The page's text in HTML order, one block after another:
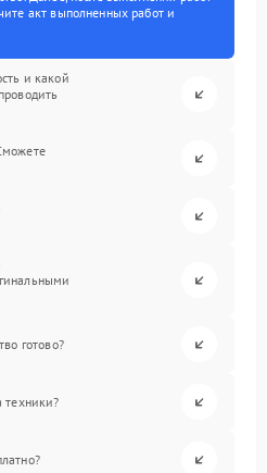
акт выполненных работ и
и какой
готово?
техники?